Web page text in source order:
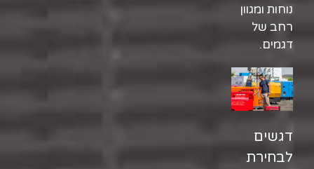
נוחות ומגוון
רחב של
דגמים.
דגשים
לבחירת